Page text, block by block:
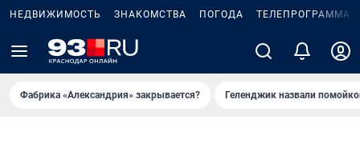
НЕДВИЖИМОСТЬ ЗНАКОМСТВА ПОГОДА ТЕЛЕПРОГРАММА
Фабрика «Александрия» закрывается? Геленджик назвали